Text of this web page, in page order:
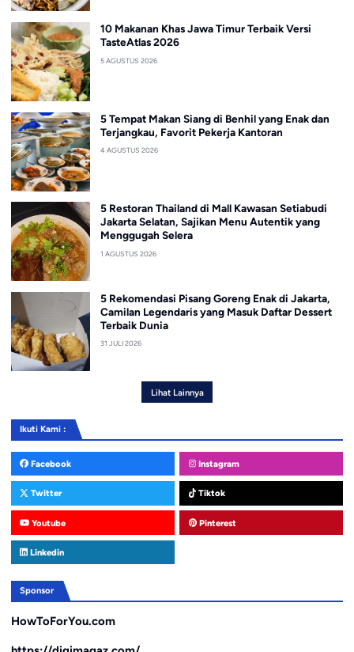
10 Makanan Khas Jawa Timur Terbaik Versi
TasteAtlas 2026
5 AGUSTUS 2026
5 Tempat Makan Siang di Benhil yang Enak dan
Terjangkau, Favorit Pekerja Kantoran
4 AGUSTUS 2026
5 Restoran Thailand di Mall Kawasan Setiabudi
Jakarta Selatan, Sajikan Menu Autentik yang
Menggugah Selera
1 AGUSTUS 2026
5 Rekomendasi Pisang Goreng Enak di Jakarta,
Camilan Legendaris yang Masuk Daftar Dessert
Terbaik Dunia
31 JULI 2026
Lihat Lainnya
Ikuti Kami :
Facebook Instagram
Twitter Tiktok
Youtube Pinterest
Linkedin
Sponsor
HowToForYou.com